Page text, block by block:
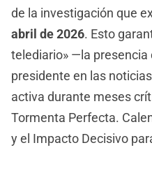
de la investigación que
abril de 2026. Esto
telediario» —la presencia
presidente en las
activa durante meses
Tormenta Perfecta.
y el Impacto Decisivo